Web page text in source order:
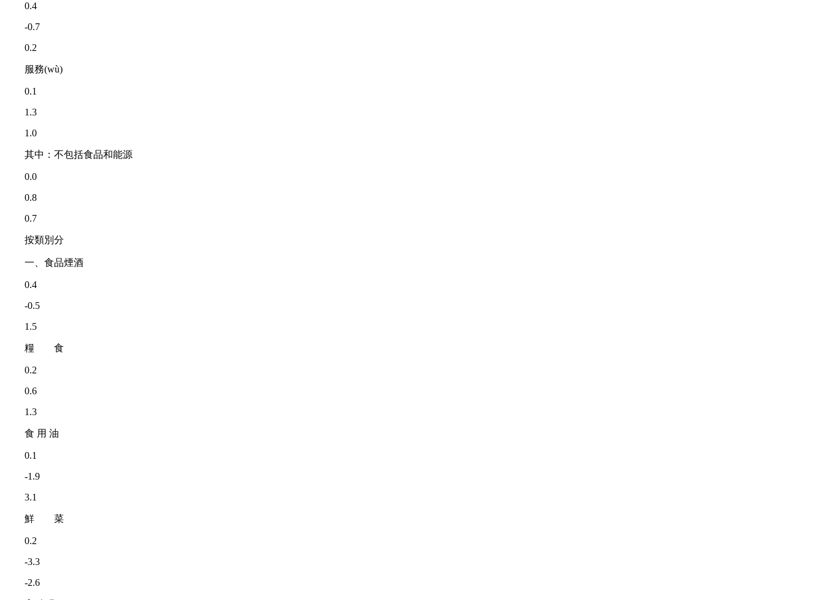
0.4
-0.7
0.2
服務(wù)
0.1
1.3
1.0
其中：不包括食品和能源
0.0
0.8
0.7
按類別分
一、食品煙酒
0.4
-0.5
1.5
糧 食
0.2
0.6
1.3
食 用 油
0.1
-1.9
3.1
鮮 菜
0.2
-3.3
-2.6